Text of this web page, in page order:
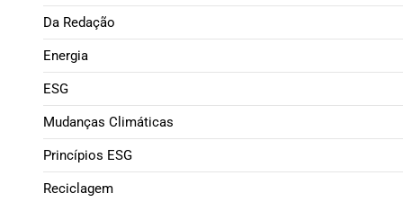
Da Redação
Energia
ESG
Mudanças Climáticas
Princípios ESG
Reciclagem